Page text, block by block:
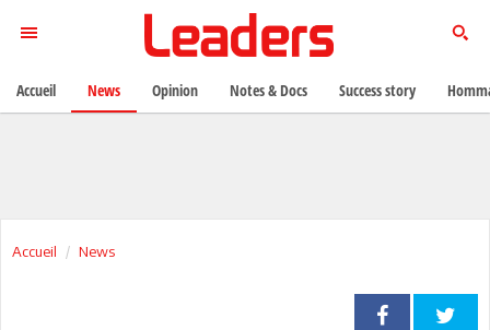
Accueil News
Accueil News Opinion Notes & Docs Success story